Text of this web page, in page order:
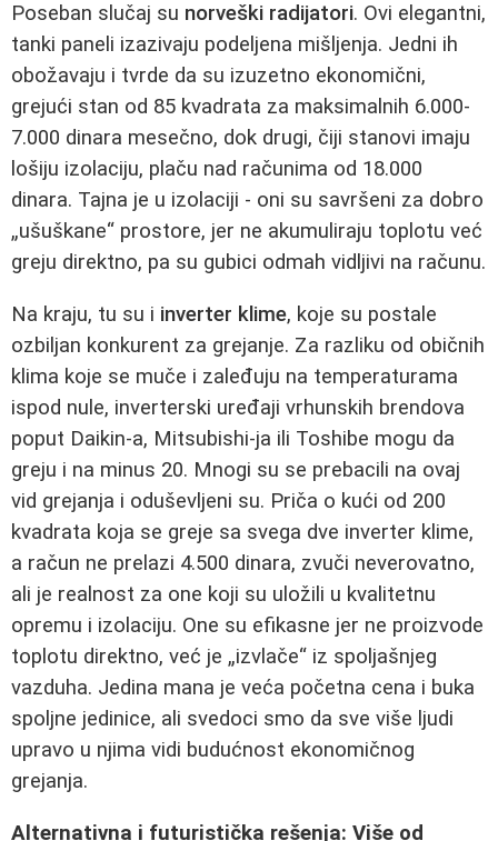
Poseban slučaj su norveški radijatori. Ovi elegantni,
tanki paneli izazivaju podeljena mišljenja. Jedni ih
obožavaju i tvrde da su izuzetno ekonomični,
grejući stan od 85 kvadrata za maksimalnih 6.000-
7.000 dinara mesečno, dok drugi, čiji stanovi imaju
lošiju izolaciju, plaču nad računima od 18.000
dinara. Tajna je u izolaciji - oni su savršeni za dobro
„ušuškane“ prostore, jer ne akumuliraju toplotu već
greju direktno, pa su gubici odmah vidljivi na računu.
Na kraju, tu su i inverter klime, koje su postale
ozbiljan konkurent za grejanje. Za razliku od običnih
klima koje se muče i zaleđuju na temperaturama
ispod nule, inverterski uređaji vrhunskih brendova
poput Daikin-a, Mitsubishi-ja ili Toshibe mogu da
greju i na minus 20. Mnogi su se prebacili na ovaj
vid grejanja i oduševljeni su. Priča o kući od 200
kvadrata koja se greje sa svega dve inverter klime,
a račun ne prelazi 4.500 dinara, zvuči neverovatno,
ali je realnost za one koji su uložili u kvalitetnu
opremu i izolaciju. One su efikasne jer ne proizvode
toplotu direktno, već je „izvlače“ iz spoljašnjeg
vazduha. Jedina mana je veća početna cena i buka
spoljne jedinice, ali svedoci smo da sve više ljudi
upravo u njima vidi budućnost ekonomičnog
grejanja.
Alternativna i futuristička rešenja: Više od